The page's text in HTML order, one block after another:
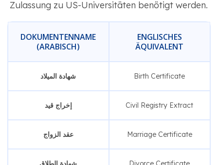
Zulassung zu US-Universitäten benötigt werden.
DOKUMENTENNAME
(ARABISCH)
ENGLISCHES
ÄQUIVALENT
شهادة الميلاد Birth Certificate
إخراج قيد Civil Registry Extract
عقد الزواج Marriage Certificate